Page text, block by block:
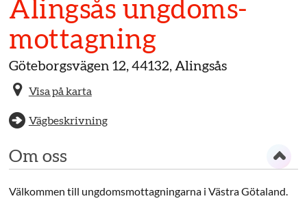
Alingsås ungdoms­
mottagning
Göteborgsvägen 12, 44132, Alingsås
Visa på karta
Vägbeskrivning
Om oss
Välkommen till ungdomsmottagningarna i Västra Götaland.